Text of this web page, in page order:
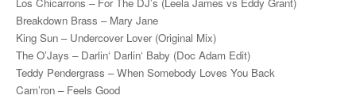
Breakdown Brass – Mary Jane
King Sun – Undercover Lover (Original Mix)
The O’Jays – Darlin‘ Darlin‘ Baby (Doc Adam Edit)
Teddy Pendergrass – When Somebody Loves You Back
Cam’ron – Feels Good